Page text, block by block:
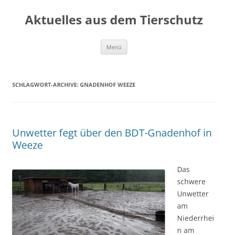
Aktuelles aus dem Tierschutz
Menü
SCHLAGWORT-ARCHIVE: GNADENHOF WEEZE
Unwetter fegt über den BDT-Gnadenhof in
Weeze
Das
schwere
Unwetter
am
Niederrhei
n am